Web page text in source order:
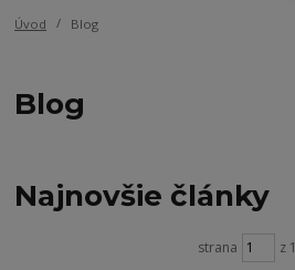
Úvod Blog
Blog
Najnovšie články
strana z 1